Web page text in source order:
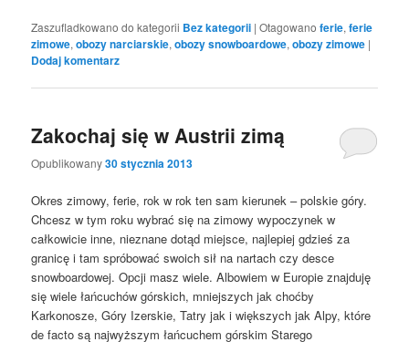
Zaszufladkowano do kategorii Bez kategorii |Otagowano ferie,ferie
zimowe,obozy narciarskie,obozy snowboardowe,obozy zimowe |
Dodaj komentarz
Zakochaj się w Austrii zimą
Opublikowany30 stycznia 2013
Okres zimowy, ferie, rok w rok ten sam kierunek – polskie góry.
Chcesz w tym roku wybrać się na zimowy wypoczynek w
całkowicie inne, nieznane dotąd miejsce, najlepiej gdzieś za
granicę i tam spróbować swoich sił na nartach czy desce
snowboardowej. Opcji masz wiele. Albowiem w Europie znajduję
się wiele łańcuchów górskich, mniejszych jak choćby
Karkonosze, Góry Izerskie, Tatry jak i większych jak Alpy, które
de facto są najwyższym łańcuchem górskim Starego